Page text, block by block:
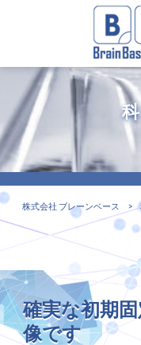
株式会社 ブレーンベース >
確実な初期
像です